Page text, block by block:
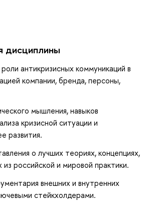
дисциплины
антикризисных коммуникаций в
компании, бренда, персоны,
мышления, навыков
кризисной ситуации и
развития.
о лучших теориях, концепциях,
российской и мировой практики.
внешних и внутренних
стейкхолдерами.